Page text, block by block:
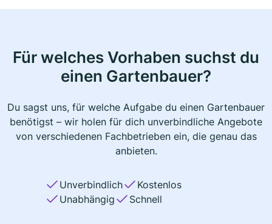
Für welches Vorhaben suchst du
einen Gartenbauer?
Du sagst uns, für welche Aufgabe du einen Gartenbauer
benötigst – wir holen für dich unverbindliche Angebote
von verschiedenen Fachbetrieben ein, die genau das
anbieten.
Unverbindlich
Kostenlos
Unabhängig
Schnell